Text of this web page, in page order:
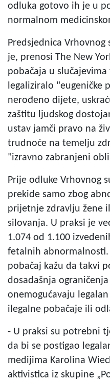
odluka gotovo ih je u
normalnom
Predsjednica Vrhovnog
je, prenosi The New
pobačaja u
legaliziralo "eugeničke
nerođeno dijete,
zaštitu ljudskog
ustav jamči pravo na
trudnoće na temelju
"izravno zabranjeni
Prije odluke Vrhovnog
prekide samo zbog
prijetnje zdravlju žene
silovanja. U praksi je
1.074 od 1.100
fetalnih abnormalnosti.
pobačaj kažu da takvi
dosadašnja
onemogućavaju
ilegalne pobačaje ili
- U praksi su potrebni
da bi se postigao
medijima Karolina
aktivistica iz skupine